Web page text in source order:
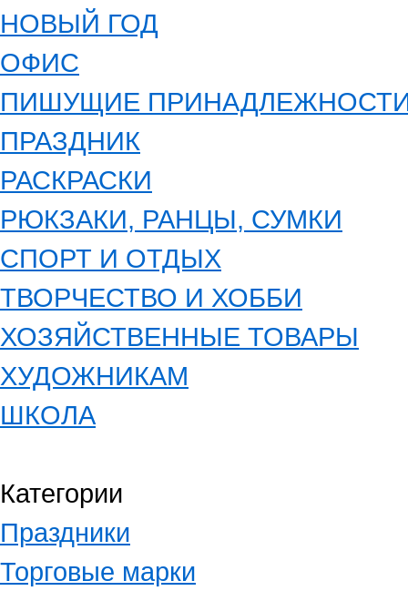
НОВЫЙ ГОД
ОФИС
ПИШУЩИЕ
ПРАЗДНИК
РАСКРАСКИ
РЮКЗАКИ, РАНЦЫ, СУМКИ
СПОРТ И ОТДЫХ
ТВОРЧЕСТВО И ХОББИ
ХОЗЯЙСТВЕННЫЕ ТОВАРЫ
ХУДОЖНИКАМ
ШКОЛА
Категории
Праздники
Торговые марки